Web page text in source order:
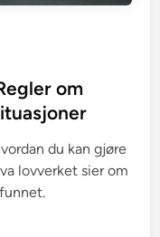
om
du kan gjøre
lovverket sier om